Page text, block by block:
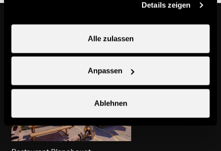
Details zeigen
Alle zulassen
Anpassen
Ablehnen
In der Nähe